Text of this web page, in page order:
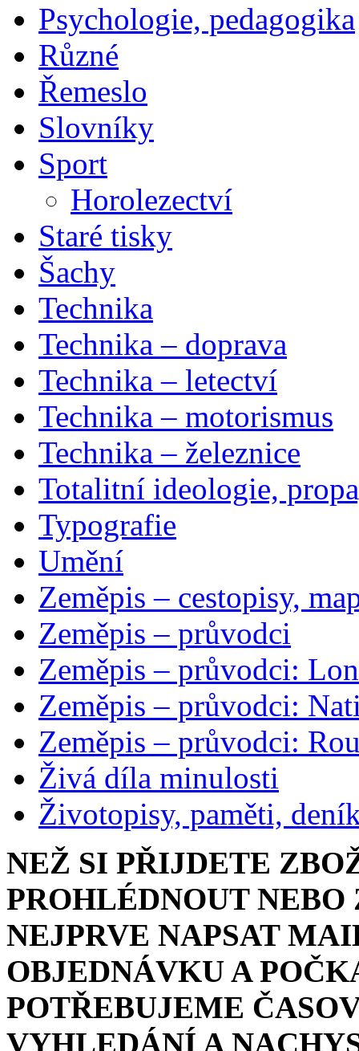
Psychologie, pedagogika
Různé
Řemeslo
Slovníky
Sport
Horolezectví
Staré tisky
Šachy
Technika
Technika – doprava
Technika – letectví
Technika – motorismus
Technika – železnice
Totalitní ideologie,
Typografie
Umění
Zeměpis – cestopisy,
Zeměpis – průvodci
Zeměpis – průvodci:
Zeměpis – průvodci:
Zeměpis – průvodci:
Živá díla minulosti
Životopisy, paměti,
NEŽ SI PŘIJDETE
PROHLÉDNOUT
NEJPRVE NAPSAT
OBJEDNÁVKU A
POTŘEBUJEME
VYHLEDÁNÍ A